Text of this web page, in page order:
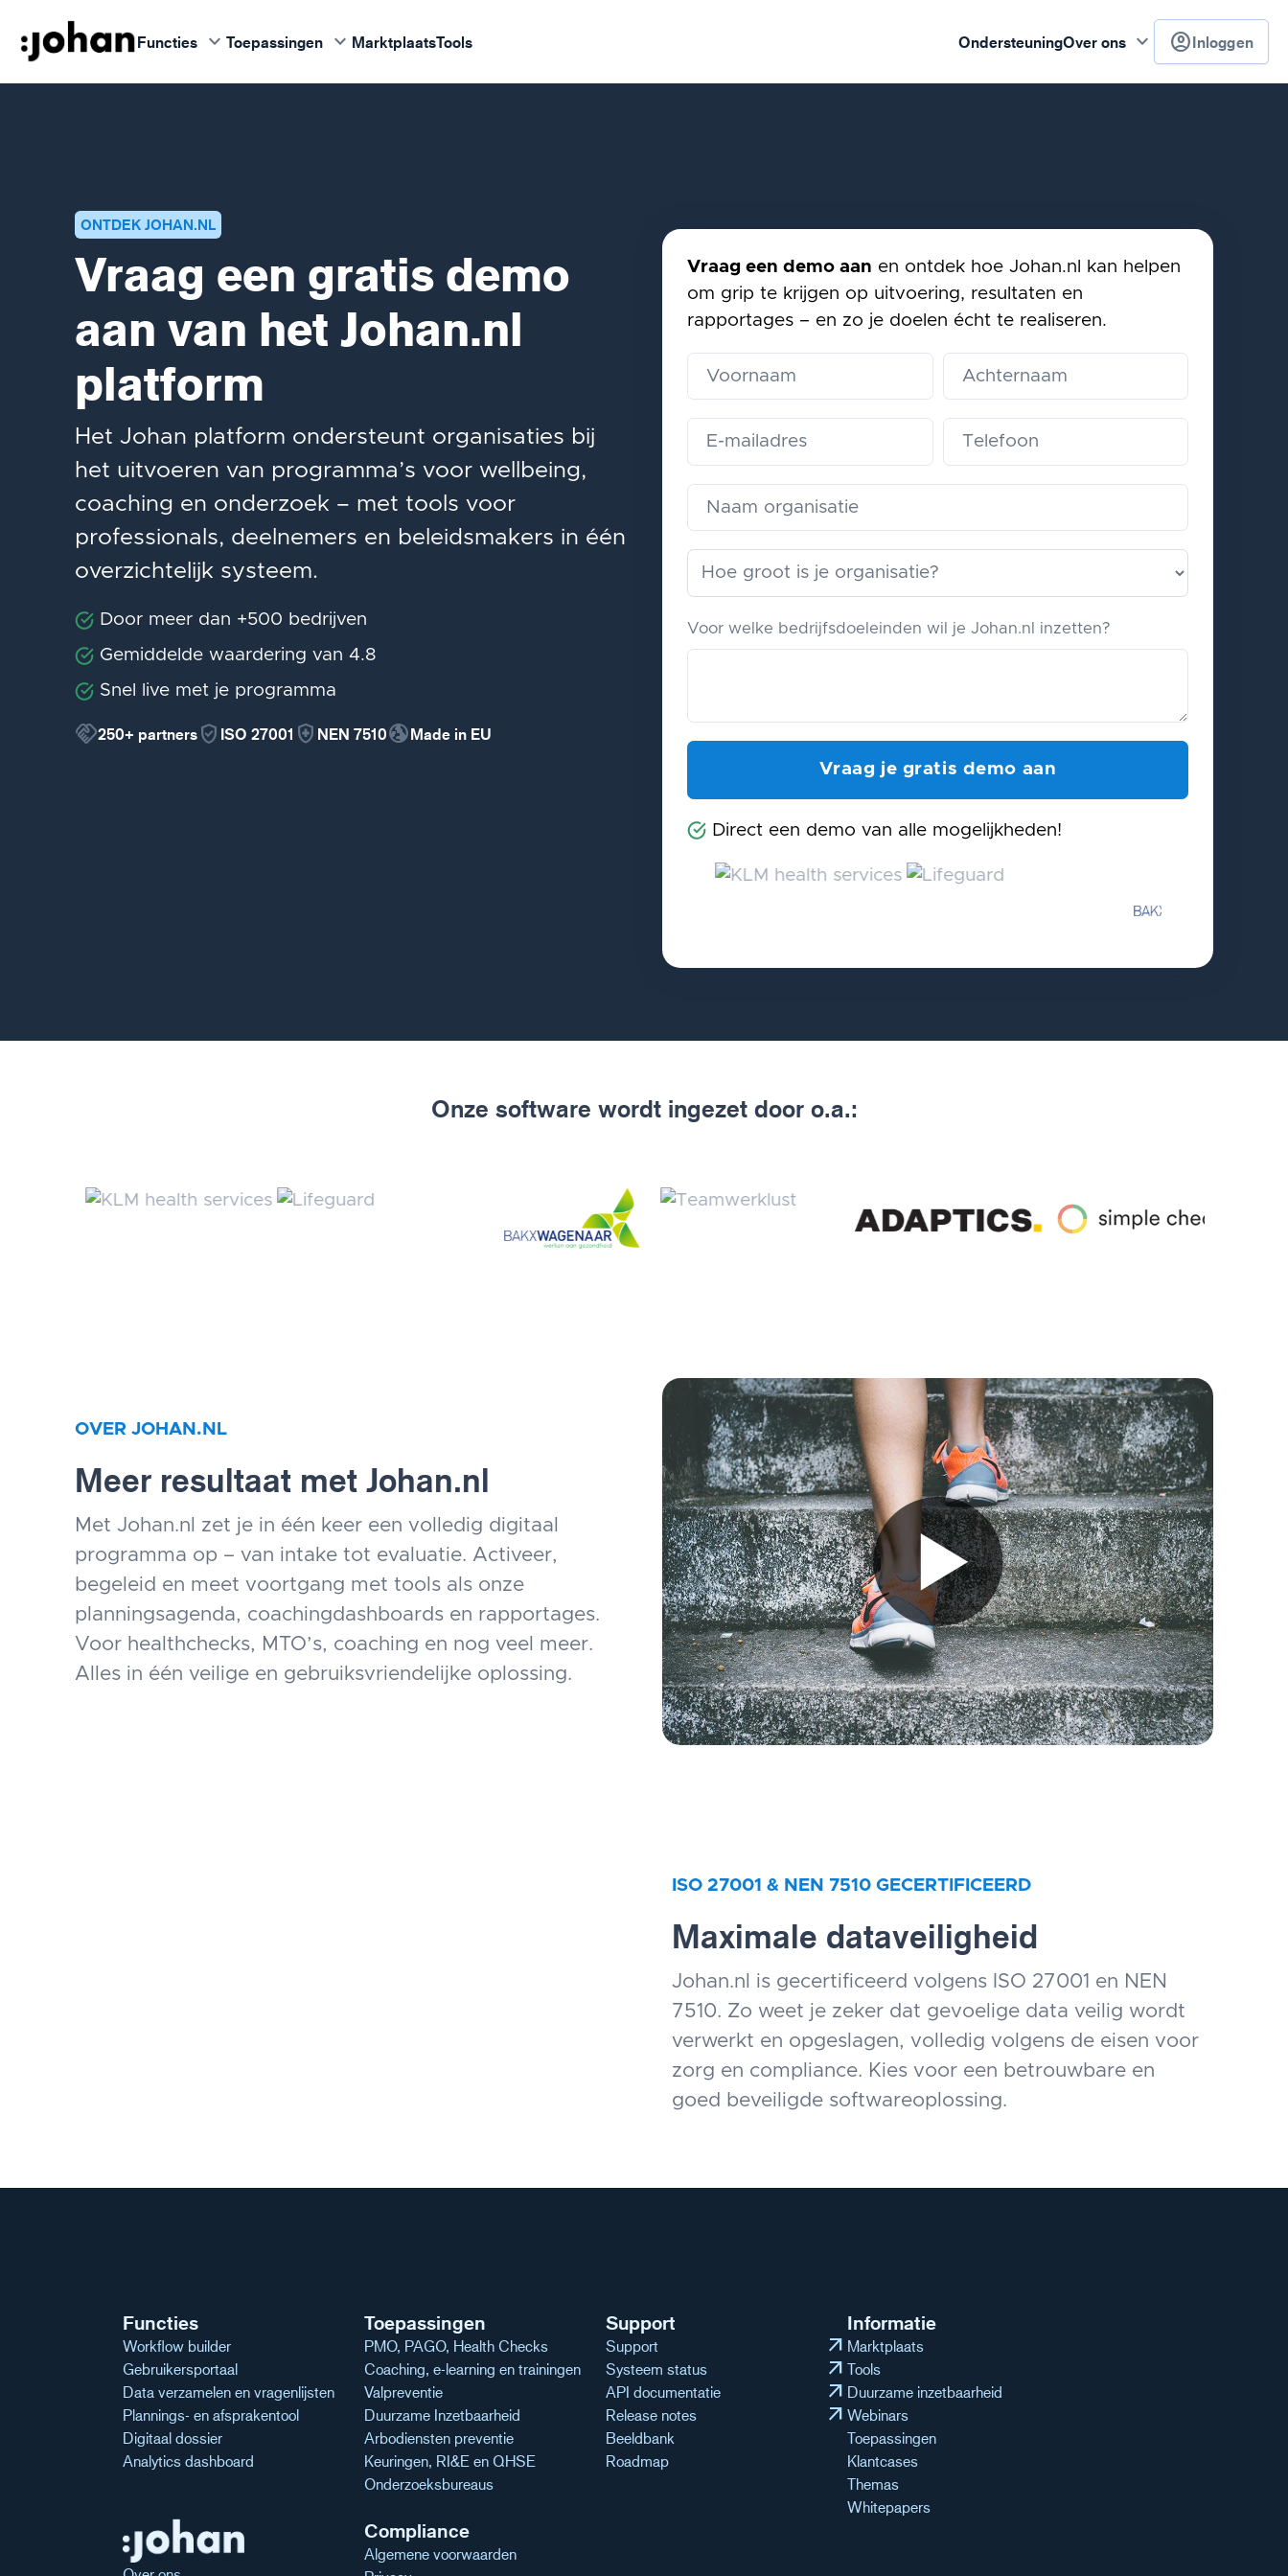
Functies keyboard_arrow_down Toepassingen keyboard_arrow_down MarktplaatsTools OndersteuningOver ons keyboard_arrow_down account_circleInloggen
ONTDEK JOHAN.NL
Vraag een gratis demo
aan van het Johan.nl
platform
Het Johan platform ondersteunt organisaties bij
het uitvoeren van programma’s voor wellbeing,
coaching en onderzoek – met tools voor
professionals, deelnemers en beleidsmakers in één
overzichtelijk systeem.
Door meer dan +500 bedrijven
Gemiddelde waardering van 4.8
Snel live met je programma
handshake250+ partners verified_user ISO 27001 health_and_safety NEN 7510globe_ukMade in EU
Vraag een demo aan en ontdek hoe Johan.nl kan helpen
om grip te krijgen op uitvoering, resultaten en
rapportages – en zo je doelen écht te realiseren.
Voor welke bedrijfsdoeleinden wil je Johan.nl inzetten?
Direct een demo van alle mogelijkheden!
Onze software wordt ingezet door o.a.:
OVER JOHAN.NL
Meer resultaat met Johan.nl
Met Johan.nl zet je in één keer een volledig digitaal
programma op – van intake tot evaluatie. Activeer,
begeleid en meet voortgang met tools als onze
planningsagenda, coachingdashboards en rapportages.
Voor healthchecks, MTO’s, coaching en nog veel meer.
Alles in één veilige en gebruiksvriendelijke oplossing.
ISO 27001 & NEN 7510 GECERTIFICEERD
Maximale dataveiligheid
Johan.nl is gecertificeerd volgens ISO 27001 en NEN
7510. Zo weet je zeker dat gevoelige data veilig wordt
verwerkt en opgeslagen, volledig volgens de eisen voor
zorg en compliance. Kies voor een betrouwbare en
goed beveiligde softwareoplossing.
Functies
Workflow builder
Gebruikersportaal
Data verzamelen en vragenlijsten
Plannings- en afsprakentool
Digitaal dossier
Analytics dashboard
Toepassingen
PMO, PAGO, Health Checks
Coaching, e-learning en trainingen
Valpreventie
Duurzame Inzetbaarheid
Arbodiensten preventie
Keuringen, RI&E en QHSE
Onderzoeksbureaus
Support
Support arrow_outward
Systeem status arrow_outward
API documentatie arrow_outward
Release notes arrow_outward
Beeldbank
Roadmap
Informatie
Marktplaats
Tools
Duurzame inzetbaarheid
Webinars
Toepassingen
Klantcases
Themas
Whitepapers
Compliance
Algemene voorwaarden